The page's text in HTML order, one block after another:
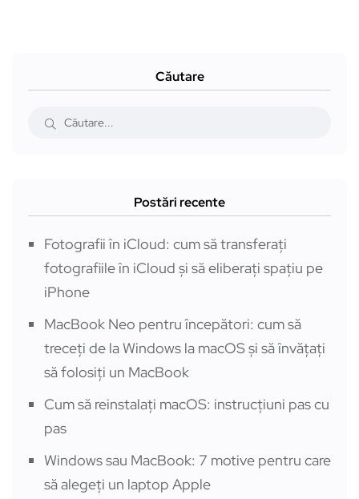
Căutare
Postări recente
Fotografii în iCloud: cum să transferați
fotografiile în iCloud și să eliberați spațiu pe
iPhone
MacBook Neo pentru începători: cum să
treceți de la Windows la macOS și să învățați
să folosiți un MacBook
Cum să reinstalați macOS: instrucțiuni pas cu
pas
Windows sau MacBook: 7 motive pentru care
să alegeți un laptop Apple